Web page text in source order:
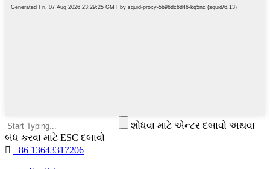
શોધવા માટે એન્ટર દબાવો અથવા
બંધ કરવા માટે ESC દબાવો
 +86 13643317206